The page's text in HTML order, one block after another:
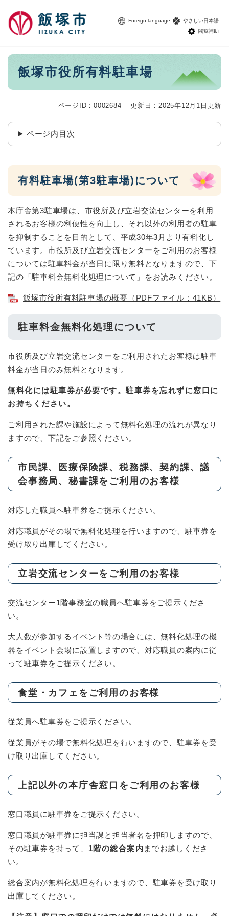
Foreign language
やさしい日本語
閲覧補助
本
飯塚市役所有料駐車場
ページID：0002684 更新日：2025年12月1日更新
ページ内目次
有料駐車場(第3駐車場)について
本庁舎第3駐車場は、市役所及び立岩交流センターを利用
されるお客様の利便性を向上し、それ以外の利用者の駐車
を抑制することを目的として、平成30年3月より有料化し
ています。市役所及び立岩交流センターをご利用のお客様
については駐車料金が当日に限り無料となりますので、下
記の「駐車料金無料化処理について」をお読みください。
飯塚市役所有料駐車場の概要（PDFファイル：41KB）
駐車料金無料化処理について
市役所及び立岩交流センターをご利用されたお客様は駐車
料金が当日のみ無料となります。
無料化には駐車券が必要です。駐車券を忘れずに窓口に
お持ちください。
ご利用された課や施設によって無料化処理の流れが異なり
ますので、下記をご参照ください。
市民課、医療保険課、税務課、契約課、議
会事務局、秘書課をご利用のお客様
対応した職員へ駐車券をご提示ください。
対応職員がその場で無料化処理を行いますので、駐車券を
受け取り出庫してください。
立岩交流センターをご利用のお客様
交流センター1階事務室の職員へ駐車券をご提示くださ
い。
大人数が参加するイベント等の場合には、無料化処理の機
器をイベント会場に設置しますので、対応職員の案内に従
って駐車券をご提示ください。
食堂・カフェをご利用のお客様
従業員へ駐車券をご提示ください。
従業員がその場で無料化処理を行いますので、駐車券を受
け取り出庫してください。
上記以外の本庁舎窓口をご利用のお客様
窓口職員に駐車券をご提示ください。
窓口職員が駐車券に担当課と担当者名を押印しますので、
その駐車券を持って、 1階の総合案内 までお越しくださ
い。
総合案内が無料化処理を行いますので、駐車券を受け取り
出庫してください。